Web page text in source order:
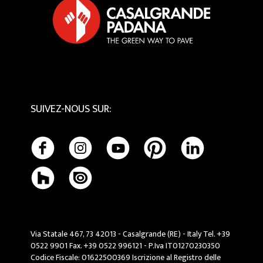
Tactile
Entretien et Nettoyage
SUIVEZ-NOUS SUR:
Via Statale 467, 73 42013 - Casalgrande (RE) - Italy Tel. +39
0522 9901 Fax. +39 0522 996121 - P.Iva IT01270230350
Codice Fiscale: 01622500369 Iscrizione al Registro delle